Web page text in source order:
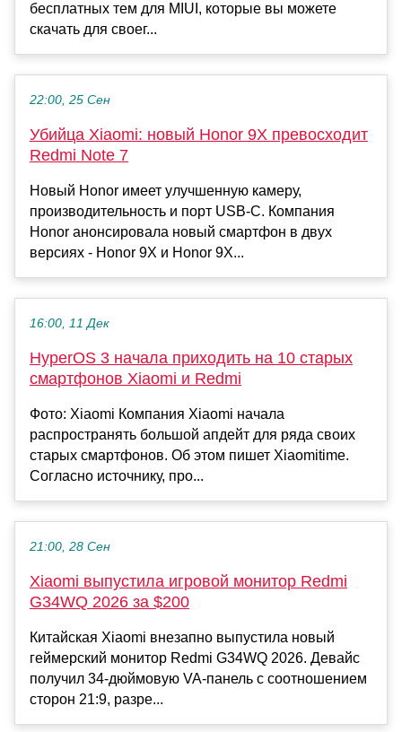
бесплатных тем для MIUI, которые вы можете
скачать для своег...
22:00, 25 Сен
Убийца Xiaomi: новый Honor 9X превосходит
Redmi Note 7
Новый Honor имеет улучшенную камеру,
производительность и порт USB-C. Компания
Honor анонсировала новый смартфон в двух
версиях - Honor 9X и Honor 9X...
16:00, 11 Дек
HyperOS 3 начала приходить на 10 старых
смартфонов Xiaomi и Redmi
Фото: Xiaomi Компания Xiaomi начала
распространять большой апдейт для ряда своих
старых смартфонов. Об этом пишет Xiaomitime.
Согласно источнику, про...
21:00, 28 Сен
Xiaomi выпустила игровой монитор Redmi
G34WQ 2026 за $200
Китайская Xiaomi внезапно выпустила новый
геймерский монитор Redmi G34WQ 2026. Девайс
получил 34-дюймовую VA-панель с соотношением
сторон 21:9, разре...